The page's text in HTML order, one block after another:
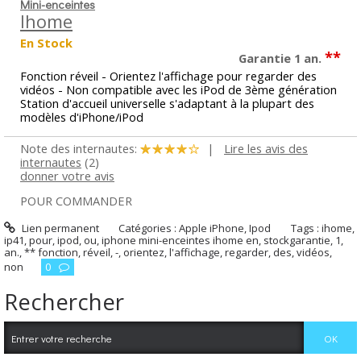
Mini-enceintes
Ihome
En Stock
Garantie 1 an. **
Fonction réveil - Orientez l'affichage pour regarder des
vidéos - Non compatible avec les iPod de 3ème génération
Station d'accueil universelle s'adaptant à la plupart des
modèles d'iPhone/iPod
Note des internautes:
|
Lire les avis des
internautes (2)
donner votre avis
POUR COMMANDER
Lien permanent Catégories :Apple iPhone,Ipod Tags :ihome,
ip41,pour,ipod, ou,iphone mini-enceintes ihome en, stockgarantie, 1,
an.,** fonction,réveil,-, orientez,l'affichage,regarder, des,vidéos,
non
0
Rechercher